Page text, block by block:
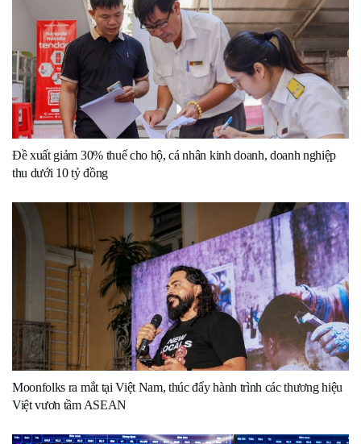
Đề xuất giảm 30% thuế cho hộ, cá nhân kinh doanh, doanh nghiệp
thu dưới 10 tỷ đồng
Moonfolks ra mắt tại Việt Nam, thúc đẩy hành trình các thương hiệu
Việt vươn tầm ASEAN